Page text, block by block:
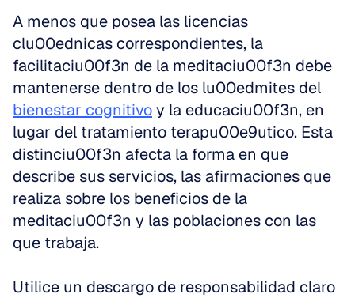
A menos que posea las licencias
clu00ednicas correspondientes, la
facilitaciu00f3n de la meditaciu00f3n debe
bienestar cognitivo y la educaciu00f3n, en
lugar del tratamiento terapu00e9utico. Esta
distinciu00f3n afecta la forma en que
describe sus servicios, las afirmaciones que
realiza sobre los beneficios de la
meditaciu00f3n y las poblaciones con las
que trabaja.
Utilice un descargo de responsabilidad claro